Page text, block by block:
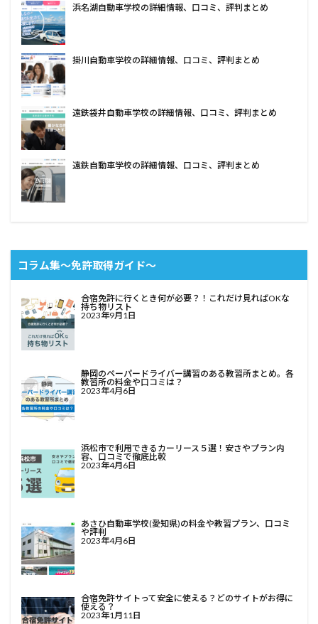
浜名湖自動車学校の詳細情報、口コミ、評判まとめ
掛川自動車学校の詳細情報、口コミ、評判まとめ
遠鉄袋井自動車学校の詳細情報、口コミ、評判まとめ
遠鉄自動車学校の詳細情報、口コミ、評判まとめ
コラム集〜免許取得ガイド〜
合宿免許に行くとき何が必要？！これだけ見ればOKな
持ち物リスト
2023年9月1日
静岡のペーパードライバー講習のある教習所まとめ。各
教習所の料金や口コミは？
2023年4月6日
浜松市で利用できるカーリース５選！安さやプラン内
容、口コミで徹底比較
2023年4月6日
あさひ自動車学校(愛知県)の料金や教習プラン、口コミ
や評判
2023年4月6日
合宿免許サイトって安全に使える？どのサイトがお得に
使える？
2023年1月11日